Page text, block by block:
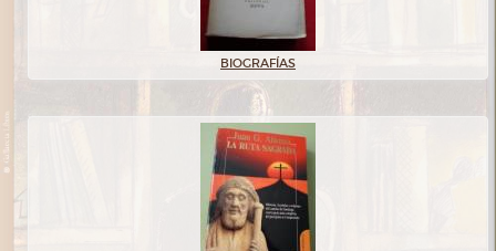
BIOGRAFÍAS